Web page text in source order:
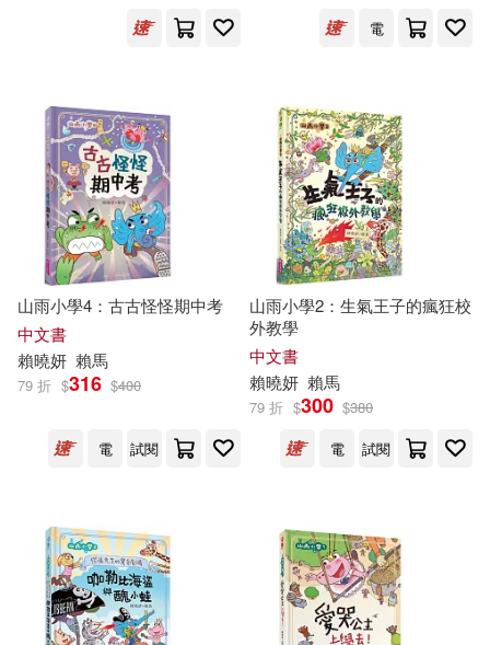
電
山雨小學4：古古怪怪期中考
中文書
賴曉妍 賴馬
79 折 $316 $400
電 試閱
山雨小學2：生氣王子的瘋狂校
外教學
中文書
賴曉妍 賴馬
79 折 $300 $380
電
試閱